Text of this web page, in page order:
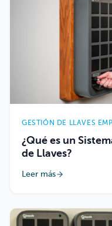
GESTIÓN DE LLAVES
¿Qué es un
de Llaves?
Leer más